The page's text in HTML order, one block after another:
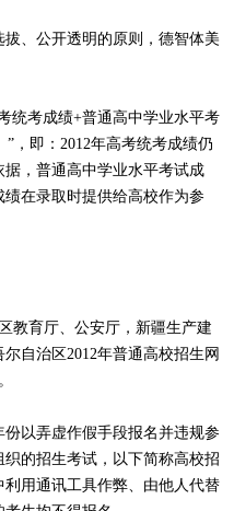
、公开透明的原则，德智体美
考成绩+普通高中学业水平考
，即：2012年高考统考成绩仍
据，普通高中学业水平考试成
在录取时提供给高校作为参
育厅、公安厅，新疆生产建
自治区2012年普通高校招生网
以弄虚作假手段报名并违规参
的招生考试，以下简称高校招
用通讯工具作弊、由他人代替